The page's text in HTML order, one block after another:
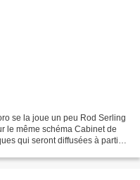
se la joue un peu Rod Serling
le même schéma Cabinet de
qui seront diffusées à partir